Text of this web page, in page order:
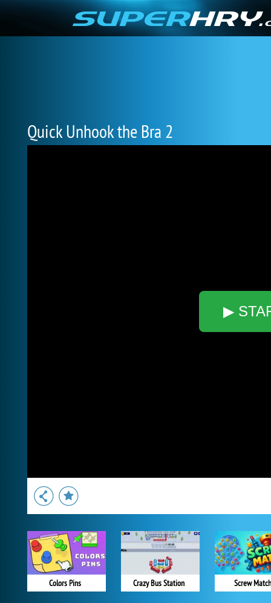
Quick Unhook the Bra 2
▶
Colors Pins Crazy Bus Station Screw Match